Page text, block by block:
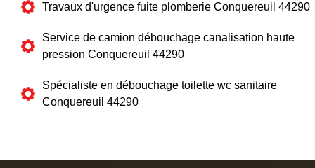
Travaux d'urgence fuite plomberie Conquereuil 44290
Service de camion débouchage canalisation haute
pression Conquereuil 44290
Spécialiste en débouchage toilette wc sanitaire
Conquereuil 44290